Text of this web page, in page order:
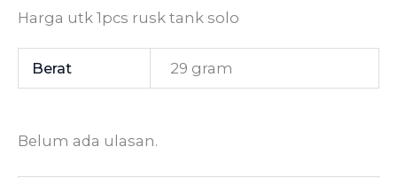
Harga utk 1pcs rusk tank solo
Berat 29 gram
Belum ada ulasan.